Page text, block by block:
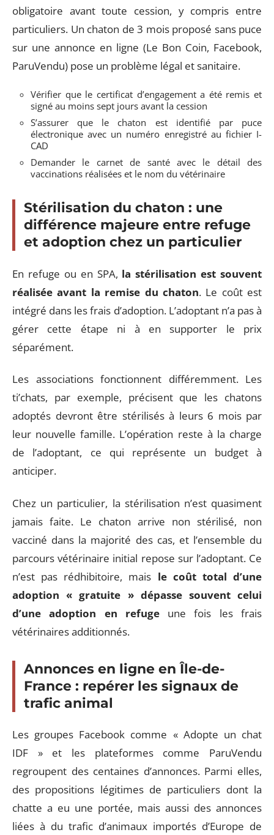
obligatoire avant toute cession, y compris entre
particuliers. Un chaton de 3 mois proposé sans puce
sur une annonce en ligne (Le Bon Coin, Facebook,
ParuVendu) pose un problème légal et sanitaire.
Vérifier que le certificat d’engagement a été remis et
signé au moins sept jours avant la cession
S’assurer que le chaton est identifié par puce
électronique avec un numéro enregistré au fichier I-
CAD
Demander le carnet de santé avec le détail des
vaccinations réalisées et le nom du vétérinaire
Stérilisation du chaton : une
différence majeure entre refuge
et adoption chez un particulier
En refuge ou en SPA, la stérilisation est souvent
réalisée avant la remise du chaton. Le coût est
intégré dans les frais d’adoption. L’adoptant n’a pas à
gérer cette étape ni à en supporter le prix
séparément.
Les associations fonctionnent différemment. Les
ti’chats, par exemple, précisent que les chatons
adoptés devront être stérilisés à leurs 6 mois par
leur nouvelle famille. L’opération reste à la charge
de l’adoptant, ce qui représente un budget à
anticiper.
Chez un particulier, la stérilisation n’est quasiment
jamais faite. Le chaton arrive non stérilisé, non
vacciné dans la majorité des cas, et l’ensemble du
parcours vétérinaire initial repose sur l’adoptant. Ce
n’est pas rédhibitoire, mais le coût total d’une
adoption « gratuite » dépasse souvent celui
d’une adoption en refugeune fois les frais
vétérinaires additionnés.
Annonces en ligne en Île-de-
France : repérer les signaux de
trafic animal
Les groupes Facebook comme « Adopte un chat
IDF » et les plateformes comme ParuVendu
regroupent des centaines d’annonces. Parmi elles,
des propositions légitimes de particuliers dont la
chatte a eu une portée, mais aussi des annonces
liées à du trafic d’animaux importés d’Europe de